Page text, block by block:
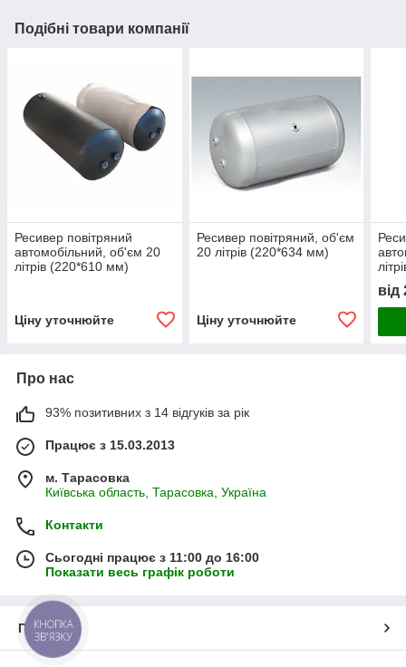
Подібні товари компанії
Ресивер повітряний
автомобільний, об'єм 20
літрів (220*610 мм)
Ціну уточнюйте
Ресивер повітряний, об'єм
20 літрів (220*634 мм)
Ціну уточнюйте
від
Про нас
93% позитивних з 14 відгуків за рік
Працює з 15.03.2013
м. Тарасовка
Київська область, Тарасовка, Україна
Контакти
Сьогодні працює з 11:00 до 16:00
Показати весь графік роботи
Про нас
КНОПКА
ЗВ'ЯЗКУ